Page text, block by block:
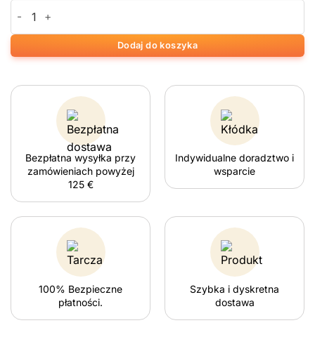
Dodaj do koszyka
Bezpłatna wysyłka przy
zamówieniach powyżej
125 €
Indywidualne doradztwo i
wsparcie
100% Bezpieczne
płatności.
Szybka i dyskretna
dostawa